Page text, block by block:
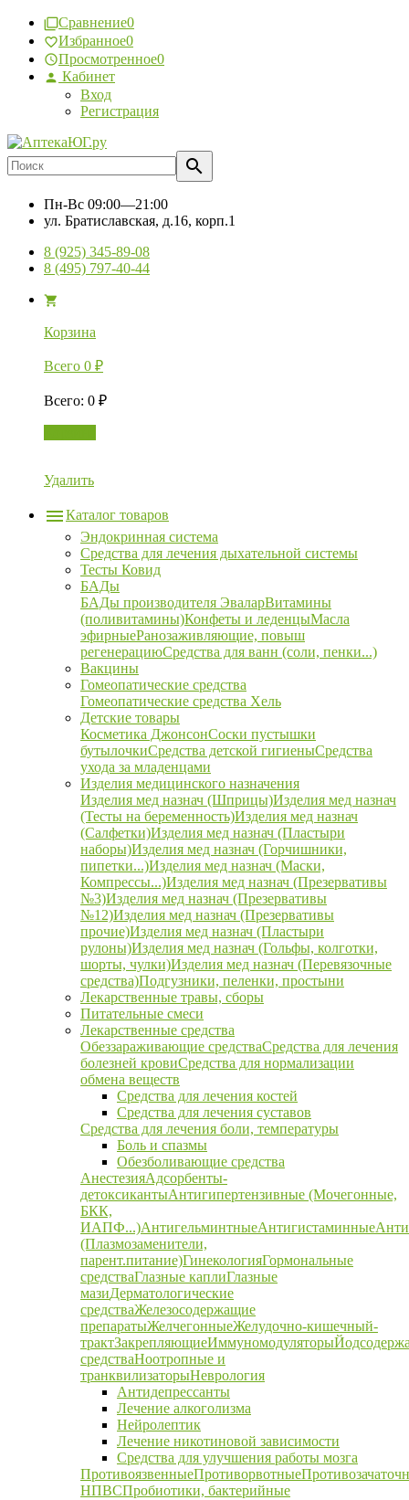
Сравнение0
Избранное0
Просмотренное0
Кабинет
Вход
Регистрация
Пн-Вс 09:00—21:00
ул. Братиславская, д.16, корп.1
8 (925) 345-89-08
8 (495) 797-40-44
Корзина
Всего 0 ₽
Всего: 0 ₽
Удалить
Каталог товаров
Эндокринная система
Средства для лечения дыхательной системы
Тесты Ковид
БАДы
БАДы производителя ЭваларВитамины
(поливитамины)Конфеты и леденцыМасла
эфирныеРанозаживляющие, повыш
регенерациюСредства для ванн (соли, пенки...)
Вакцины
Гомеопатические средства
Гомеопатические средства Хель
Детские товары
Косметика ДжонсонСоски пустышки
бутылочкиСредства детской гигиеныСредства
ухода за младенцами
Изделия медицинского назначения
Изделия мед назнач (Шприцы)Изделия мед назнач
(Тесты на беременность)Изделия мед назнач
(Салфетки)Изделия мед назнач (Пластыри
наборы)Изделия мед назнач (Горчишники,
пипетки...)Изделия мед назнач (Маски,
Компрессы...)Изделия мед назнач (Презервативы
№3)Изделия мед назнач (Презервативы
№12)Изделия мед назнач (Презервативы
прочие)Изделия мед назнач (Пластыри
рулоны)Изделия мед назнач (Гольфы, колготки,
шорты, чулки)Изделия мед назнач (Перевязочные
средства)Подгузники, пеленки, простыни
Лекарственные травы, сборы
Питательные смеси
Лекарственные средства
Обеззараживающие средстваСредства для лечения
болезней кровиСредства для нормализации
обмена веществ
Средства для лечения костей
Средства для лечения суставов
Средства для лечения боли, температуры
Боль и спазмы
Обезболивающие средства
АнестезияАдсорбенты-
детоксикантыАнтигипертензивные (Мочегонные,
БКК,
ИАПФ...)АнтигельминтныеАнтигистаминные
(Плазмозаменители,
парент.питание)ГинекологияГормональные
средстваГлазные каплиГлазные
мазиДерматологические
средстваЖелезосодержащие
препаратыЖелчегонныеЖелудочно-кишечный-
трактЗакрепляющиеИммуномодуляторы
средстваНоотропные и
транквилизаторыНеврология
Антидепрессанты
Лечение алкоголизма
Нейролептик
Лечение никотиновой зависимости
Средства для улучшения работы мозга
ПротивоязвенныеПротиворвотные
НПВСПробиотики, бактерийные